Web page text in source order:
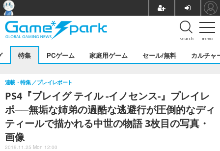
menu
search
特集 PCゲーム 家庭用ゲーム セール/無料 カルチャ
PS4『プレイグ テイル -イノセンス-』プレイレ
ポ──無垢な姉弟の過酷な逃避行が圧倒的なディ
ティールで描かれる中世の物語 3枚目の写真・
画像
連載・特集 プレイレポート
2019.11.25 Mon 12:00